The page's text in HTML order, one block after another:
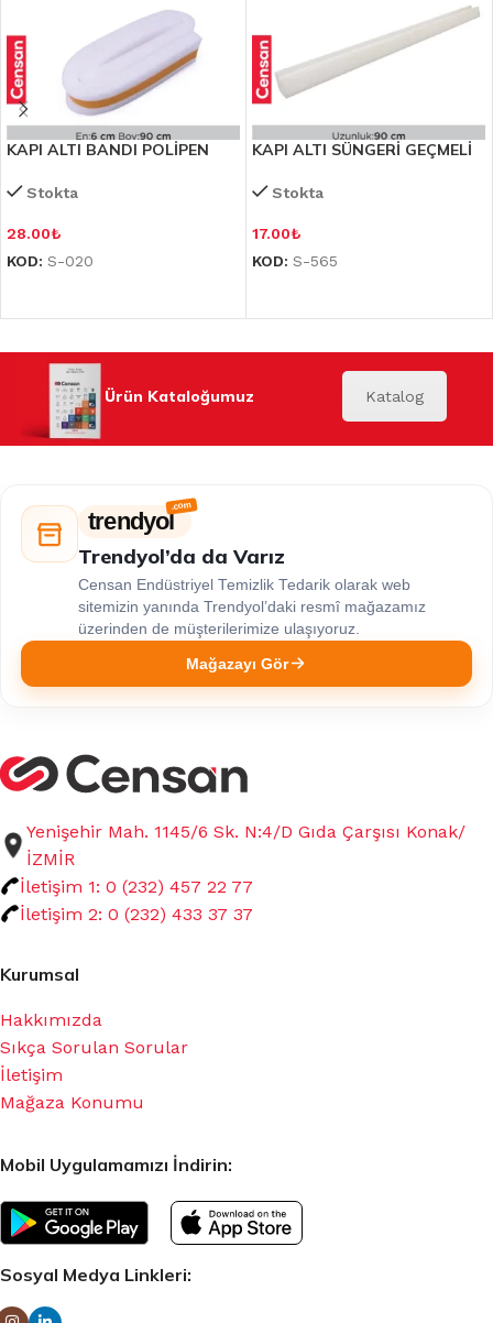
KAPI ALTI BANDI POLİPEN
Stokta
28.00₺
KOD: S-020
KAPI ALTI SÜNGERİ GEÇMELİ
Stokta
17.00₺
KOD: S-565
Ürün Kataloğumuz Katalog
trendyol
Trendyol’da da Varız
Censan Endüstriyel Temizlik Tedarik olarak web
sitemizin yanında Trendyol’daki resmî mağazamız
üzerinden de müşterilerimize ulaşıyoruz.
Mağazayı Gör
Yenişehir Mah. 1145/6 Sk. N:4/D Gıda Çarşısı Konak/
İZMİR
İletişim 1: 0 (232) 457 22 77
İletişim 2: 0 (232) 433 37 37
Kurumsal
Hakkımızda
Sıkça Sorulan Sorular
İletişim
Mağaza Konumu
Mobil Uygulamamızı İndirin:
Sosyal Medya Linkleri: